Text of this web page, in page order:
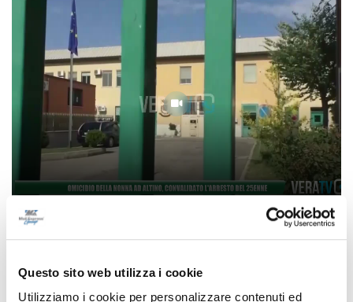
Questo sito web utilizza i cookie
Utilizziamo i cookie per personalizzare contenuti ed
Omicidio della nonna ad Altino, convalidato
09/08/2026